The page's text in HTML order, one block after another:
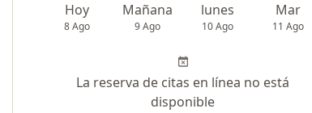
Hoy
8 Ago
Mañana
9 Ago
lunes
10 Ago
Mar
11 Ago
La reserva de citas en línea no está
disponible